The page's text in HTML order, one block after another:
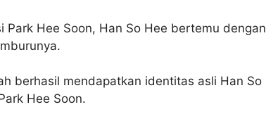
Hee Soon, Han So Hee bertemu dengan
berhasil mendapatkan identitas asli Han So
Hee Soon.